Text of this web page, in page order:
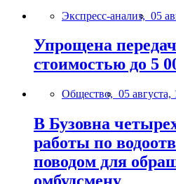
Экспресс-анализ, 05
Упрощена
стоимостью до 5
Общество, 05 августа,
В Бузовна
работы по
поводом для